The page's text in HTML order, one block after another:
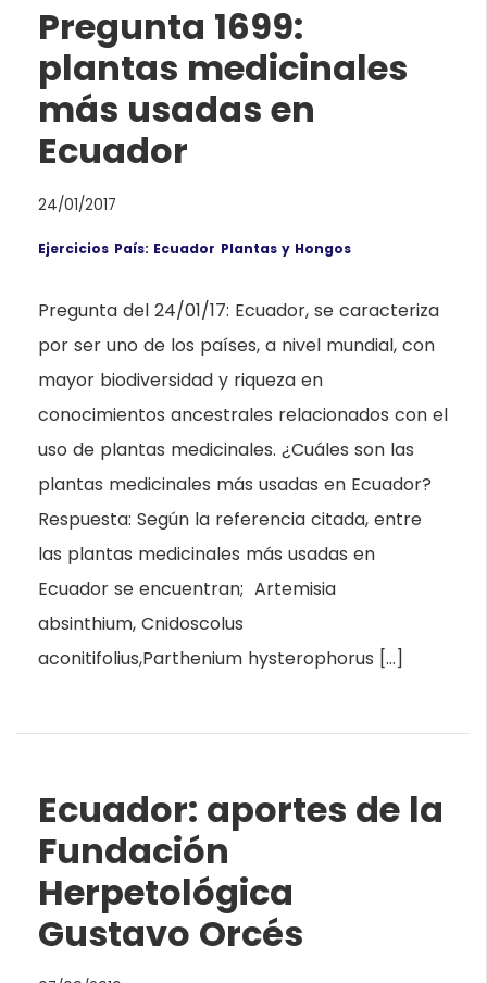
Pregunta 1699:
plantas medicinales
más usadas en
Ecuador
24/01/2017
Ejercicios País: Ecuador Plantas y Hongos
Pregunta del 24/01/17: Ecuador, se caracteriza
por ser uno de los países, a nivel mundial, con
mayor biodiversidad y riqueza en
conocimientos ancestrales relacionados con el
uso de plantas medicinales. ¿Cuáles son las
plantas medicinales más usadas en Ecuador?
Respuesta: Según la referencia citada, entre
las plantas medicinales más usadas en
Ecuador se encuentran; Artemisia
absinthium, Cnidoscolus
aconitifolius,Parthenium hysterophorus […]
Ecuador: aportes de la
Fundación
Herpetológica
Gustavo Orcés